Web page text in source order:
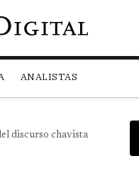
al contenido principal
ANALISTAS
discurso chavista